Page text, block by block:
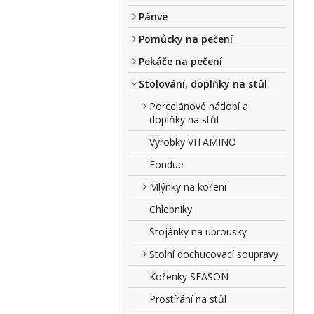
Pánve
Pomůcky na pečení
Pekáče na pečení
Stolování, doplňky na stůl
Porcelánové nádobí a
doplňky na stůl
Výrobky VITAMINO
Fondue
Mlýnky na koření
Chlebníky
Stojánky na ubrousky
Stolní dochucovací soupravy
Kořenky SEASON
Prostírání na stůl